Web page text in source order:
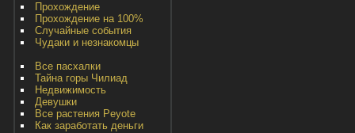
Прохождение
Прохождение на 100%
Случайные события
Чудаки и незнакомцы
Все пасхалки
Тайна горы Чилиад
Недвижимость
Девушки
Все растения Peyote
Как заработать деньги